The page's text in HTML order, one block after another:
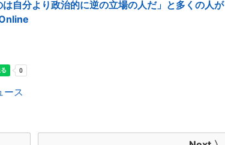
は自分より政治的に逆の立場の人だ」と多くの人が
ース